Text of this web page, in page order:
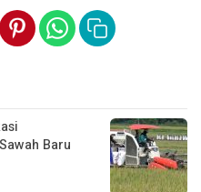
Baru